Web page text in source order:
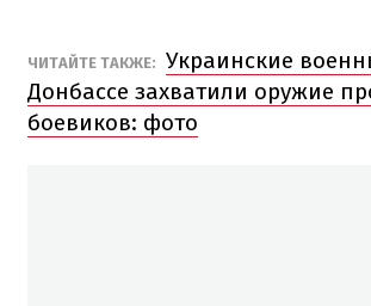
ЧИТАЙТЕ ТАКЖЕ: Украинские
Донбассе захватили оружие
боевиков: фото